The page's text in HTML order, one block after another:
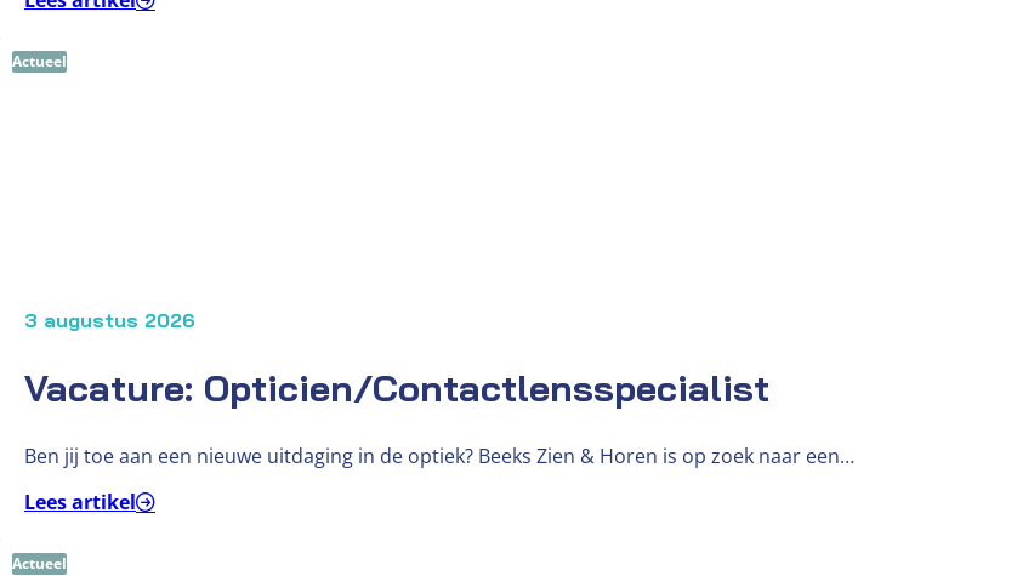
Actueel
3 augustus 2026
Vacature: Opticien/Contactlensspecialist
Ben jij toe aan een nieuwe uitdaging in de optiek? Beeks Zien & Horen is op zoek naar een…
Lees artikel
Actueel